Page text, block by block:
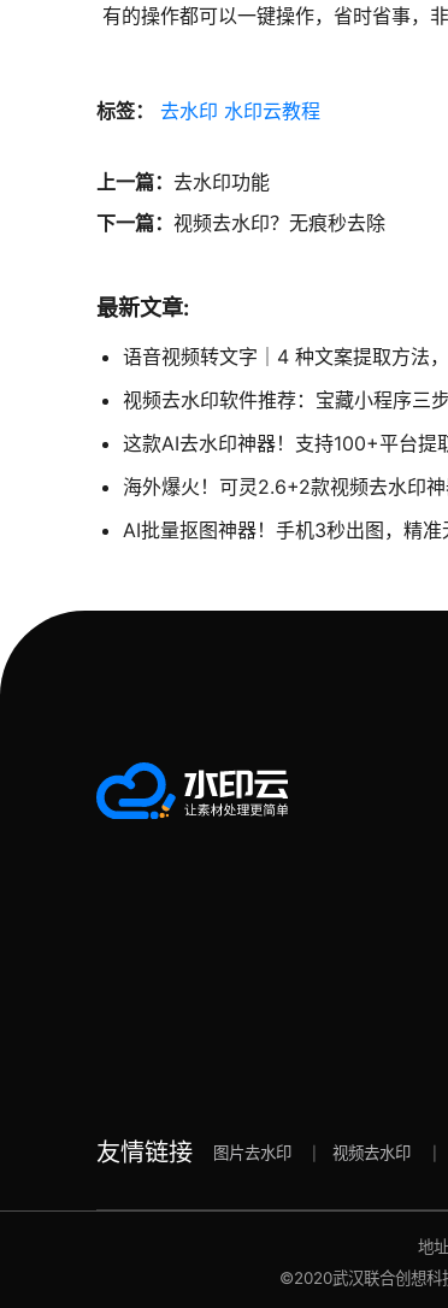
有的操作都可以一键操作，省时省事，非
标签： 去水印 水印云教程
上一篇： 去水印功能
下一篇： 视频去水印？无痕秒去除
最新文章:
语音视频转文字｜4 种文案提取方法，
视频去水印软件推荐：宝藏小程序三
这款AI去水印神器！支持100+平台提
海外爆火！可灵2.6+2款视频去水印神
AI批量抠图神器！手机3秒出图，精
友情链接 图片去水印 视频去水印
地
©2020武汉联合创想科